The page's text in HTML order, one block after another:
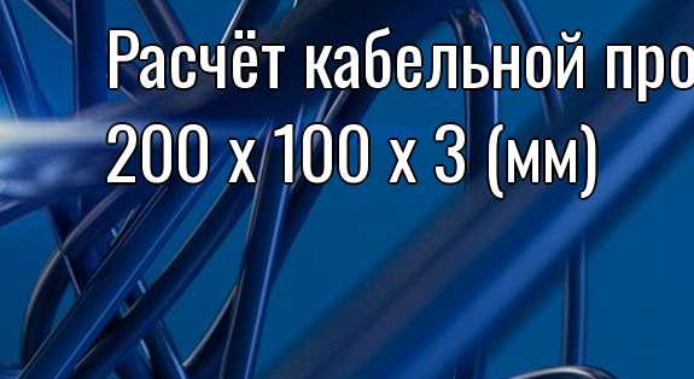
Расчёт кабельной
200 x 100 x 3 (мм)